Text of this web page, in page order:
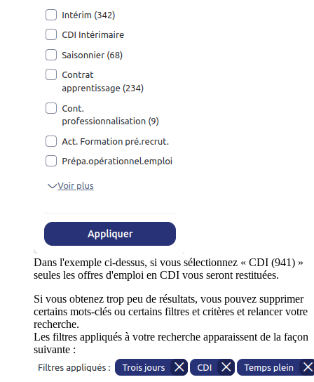
Dans l'exemple ci-dessus, si vous sélectionnez « CDI (941) »
seules les offres d'emploi en CDI vous seront restituées.
Si vous obtenez trop peu de résultats, vous pouvez supprimer
certains mots-clés ou certains filtres et critères et relancer votre
recherche.
Les filtres appliqués à votre recherche apparaissent de la façon
suivante :